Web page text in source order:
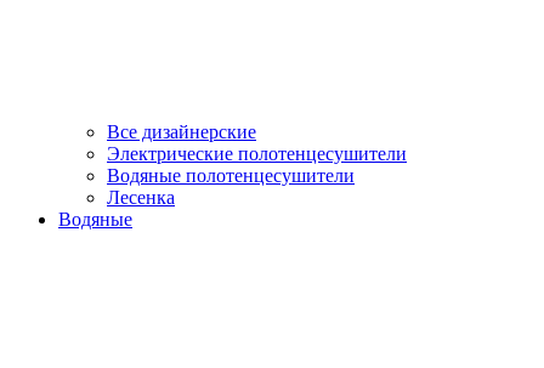
Все дизайнерские
Электрические полотенцесушители
Водяные полотенцесушители
Лесенка
Водяные